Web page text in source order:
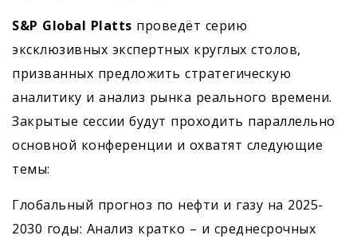
S&P Global Platts проведёт серию
эксклюзивных экспертных круглых столов,
призванных предложить стратегическую
аналитику и анализ рынка реального времени.
Закрытые сессии будут проходить параллельно
основной конференции и охватят следующие
темы:
Глобальный прогноз по нефти и газу на 2025-
2030 годы: Анализ кратко – и среднесрочных